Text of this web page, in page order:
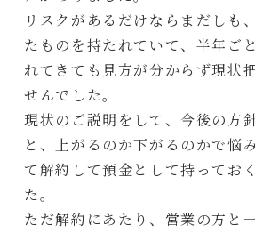
リスクがあるだけならまだしも
たものを持たれていて、半年ご
れてきても見方が分からず現状
せんでした。
現状のご説明をして、今後の方
と、上がるのか下がるのかで悩
て解約して預金として持ってお
た。
ただ解約にあたり、営業の方と